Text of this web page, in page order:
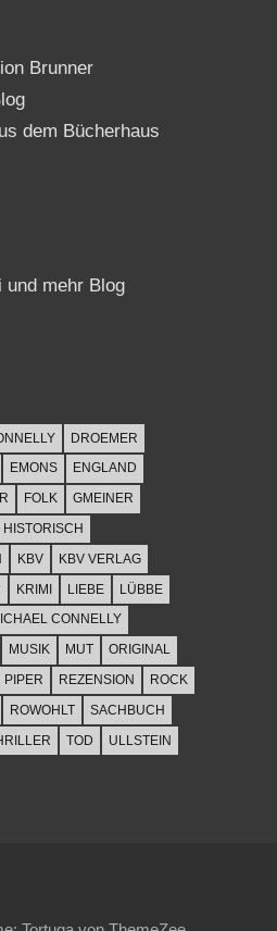
Brunner
dem Bücherhaus
und mehr Blog
DROEMER
EMONS
ENGLAND
FOLK
GMEINER
HISTORISCH
KBV
KBV VERLAG
KRIMI LIEBE
LÜBBE
CONNELLY
MUSIK MUT
ORIGINAL
PIPER REZENSION
ROCK
ROWOHLT
SACHBUCH
TOD
ULLSTEIN